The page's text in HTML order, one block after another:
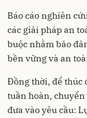
Báo cáo nghiên
các giải pháp an
buộc nhằm bảo
bền vững và an
Đồng thời, để thúc
tuần hoàn, chuyển
đưa vào yêu cầu: